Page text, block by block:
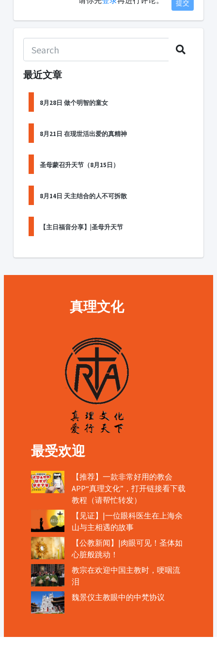
提交
最近文章
8月28日 做个明智的童女
8月21日 在现世活出爱的真精神
圣母蒙召升天节（8月15日）
8月14日 天主结合的人不可拆散
【主日福音分享】|圣母升天节
真理文化
最受欢迎
【推荐】一款非常好用的教会
APP“真理文化”，打开链接看下载
教程（请帮忙转发）
【见证】|一位眼科医生在上海佘
山与主相遇的故事
【公教新闻】|肉眼可见！圣体如
心脏般跳动！
教宗在欢迎中国主教时，哽咽流
泪
魏景仪主教眼中的中梵协议